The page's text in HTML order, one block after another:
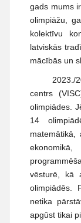
gads mums
olimpiāžu,
kolektīvu
latviskās
mācībās un
2023./
centrs
olimpiādes.
14
matemātikā,
vēsturē, kā
olimpiādēs.
netika
apgūst tikai